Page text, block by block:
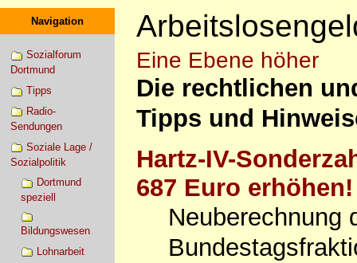
Navigation
Sozialforum
Dortmund
Tipps
Radio-
Sendungen
Soziale Lage /
Sozialpolitik
Dortmund
speziell
Bildungswesen
Lohnarbeit
Eine Ebene höher
Die rechtlichen
Tipps und
Hartz-IV-
687 Euro erhöhen!
Neuberechnung